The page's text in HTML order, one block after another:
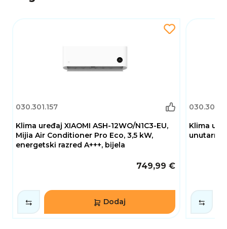
Kombinacija modernog dizajna, pouzdanih
učinkovitosti čini ovaj model izvrsnim rješenjem
za ugodnu klimu tijekom svih godišnjih doba,
030.301.157
Klima uređaj XIAOMI ASH-12WO/N1C3-EU,
Mijia Air Conditioner Pro Eco, 3,5 kW,
energetski razred A+++, bijela
749,99 €
Dodaj
Klima